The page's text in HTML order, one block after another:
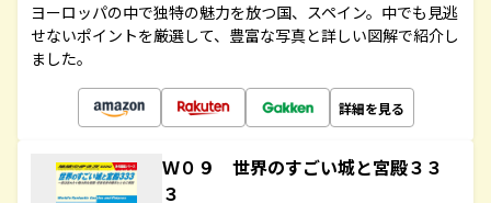
ヨーロッパの中で独特の魅力を放つ国、スペイン。中でも見逃
せないポイントを厳選して、豊富な写真と詳しい図解で紹介し
ました。
詳細を見る
Ｗ０９ 世界のすごい城と宮殿３３
３